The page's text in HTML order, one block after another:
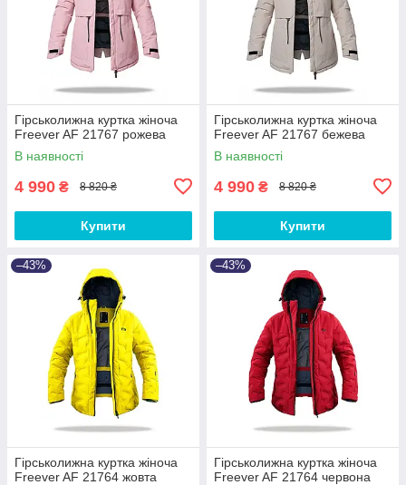
Гірськолижна куртка жіноча
Freever AF 21767 рожева
В наявності
4 990 ₴ 8 820 ₴
Купити
Гірськолижна куртка жіноча
Freever AF 21767 бежева
В наявності
4 990 ₴ 8 820 ₴
Купити
–43%
Гірськолижна куртка жіноча
Freever AF 21764 жовта
–43%
Гірськолижна куртка жіноча
Freever AF 21764 червона